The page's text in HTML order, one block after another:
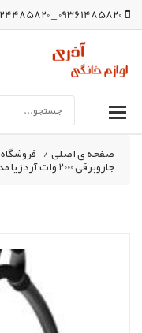
09361485820 _ 09124485820
صفحه ی اصلی/ فروشگاه
جاروبرقی 2000 وات آردزیا مدل AVC-CV20BK